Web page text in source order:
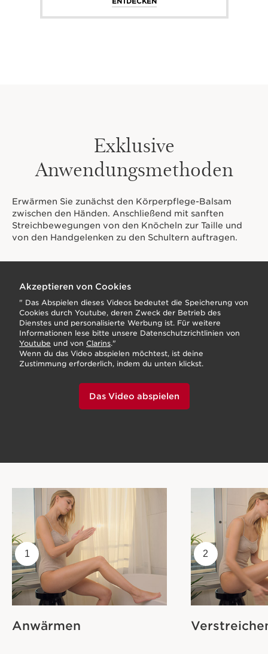
Exklusive
Anwendungsmethoden
Erwärmen Sie zunächst den Körperpflege-Balsam
zwischen den Händen. Anschließend mit sanften
Streichbewegungen von den Knöcheln zur Taille und
von den Handgelenken zu den Schultern auftragen.
Akzeptieren von Cookies
" Das Abspielen dieses Videos bedeutet die Speicherung von
Cookies durch Youtube, deren Zweck der Betrieb des
Dienstes und personalisierte Werbung ist. Für weitere
Informationen lese bitte unsere Datenschutzrichtlinien von
Youtube und von Clarins."
Wenn du das Video abspielen möchtest, ist deine
Zustimmung erforderlich, indem du unten klickst.
Das Video abspielen
1
Anwärmen
2